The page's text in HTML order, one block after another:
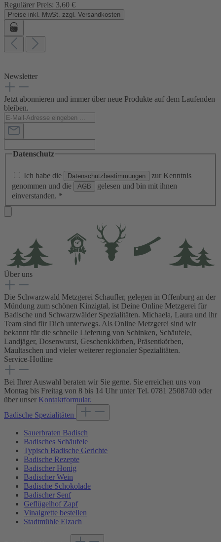
Regulärer Preis: 3,60 €
Preise inkl. MwSt. zzgl. Versandkosten
Newsletter
Jetzt abonnieren und immer über neue Produkte auf dem Laufenden
bleiben.
Datenschutz
Ich habe die Datenschutzbestimmungen
zur Kenntnis
genommen und die
AGB
gelesen und bin mit ihnen
einverstanden. *
Über uns
Die Schwarzwald Metzgerei Schaufler, gelegen in Offenburg an der
Mündung zum schönen Kinzigtal, ist Deine Online Metzgerei für
Badische und Schwarzwälder Spezialitäten. Michaela, Laura und ihr
Team sind für Dich unterwegs. Als Online Metzgerei sind wir
bekannt für die schnelle Lieferung von Schinken, Schäufele,
Landjäger, Dosenwurst, Geschenkkörben, Präsentkörben,
Maultaschen und vieler weiterer regionaler Spezialitäten.
Service-Hotline
Bei Ihrer Auswahl beraten wir Sie gerne. Sie erreichen uns von
Montag bis Freitag von 8 bis 14 Uhr unter Tel. 0781 2508740 oder
über unser Kontaktformular.
Badische Spezialitäten
Sauerbraten Badisch
Badisches Schäufele
Typisch Badische Gerichte
Badische Rezepte
Badischer Honig
Badischer Wein
Badische Schokolade
Badischer Senf
Geflügelhof Zapf
Vinaigrette bestellen
Stadtmühle Elzach